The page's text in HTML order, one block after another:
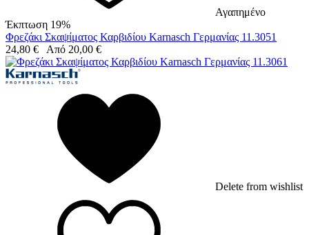
Αγαπημένο
Έκπτωση 19%
Φρεζάκι Σκαψίματος Καρβιδίου Karnasch Γερμανίας 11.3051
24,80 € Από 20,00 €
Delete from wishlist